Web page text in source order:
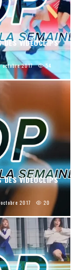
DES VIDÉOCLIPS
octobre 2017 54
DES VIDÉOCLIPS
2017 20